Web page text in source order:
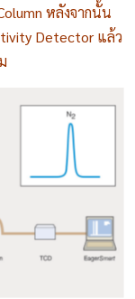
หลังจากนั้น
Detector แล้ว